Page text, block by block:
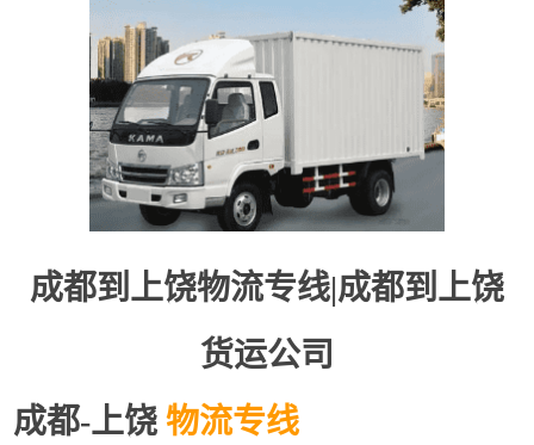
成都到上饶物流专线|成都到上饶
货运公司
成都-上饶物流专线